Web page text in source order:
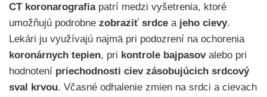
CT koronarografia patrí medzi vyšetrenia, ktoré
umožňujú podrobne zobraziť srdce a jeho cievy.
Lekári ju využívajú najmä pri podozrení na ochorenia
koronárnych tepien, pri kontrole bajpasov alebo pri
hodnotení priechodnosti ciev zásobujúcich srdcový
sval krvou. Včasné odhalenie zmien na srdci a cievach